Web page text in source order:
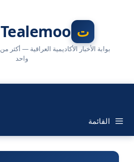
Tealemoo | تعليمو
واحد
القائمة